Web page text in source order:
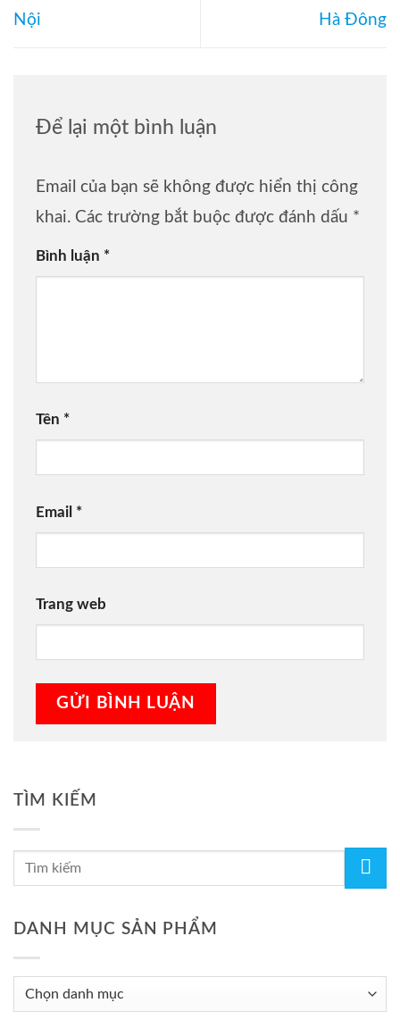
Nội
Hà Đông
Để lại một bình luận
Email của bạn sẽ không được hiển thị công
khai. Các trường bắt buộc được đánh dấu *
Bình luận *
Tên *
Email *
Trang web
TÌM KIẾM
DANH MỤC SẢN PHẨM